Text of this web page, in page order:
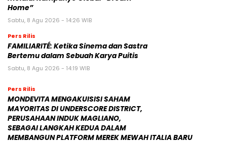
Home”
Sabtu, 8 Agu 2026 - 14:26 WIB
Pers Rilis
FAMILIARITÉ: Ketika Sinema dan Sastra
Bertemu dalam Sebuah Karya Puitis
Sabtu, 8 Agu 2026 - 14:19 WIB
Pers Rilis
MONDEVITA MENGAKUISISI SAHAM
MAYORITAS DI UNDERSCORE DISTRICT,
PERUSAHAAN INDUK MAGLIANO,
SEBAGAI LANGKAH KEDUA DALAM
MEMBANGUN PLATFORM MEREK MEWAH ITALIA BARU